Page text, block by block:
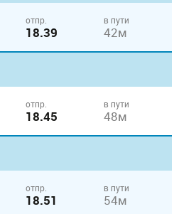
отпр.
18.39
в пути
42м
отпр.
18.45
в пути
48м
отпр.
18.51
в пути
54м